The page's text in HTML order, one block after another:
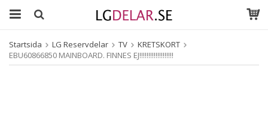
Startsida LG Reservdelar TV
KRETSKORT
EBU60866850 MAINBOARD. FINNES EJ!!!!!!!!!!!!!!!!!!!